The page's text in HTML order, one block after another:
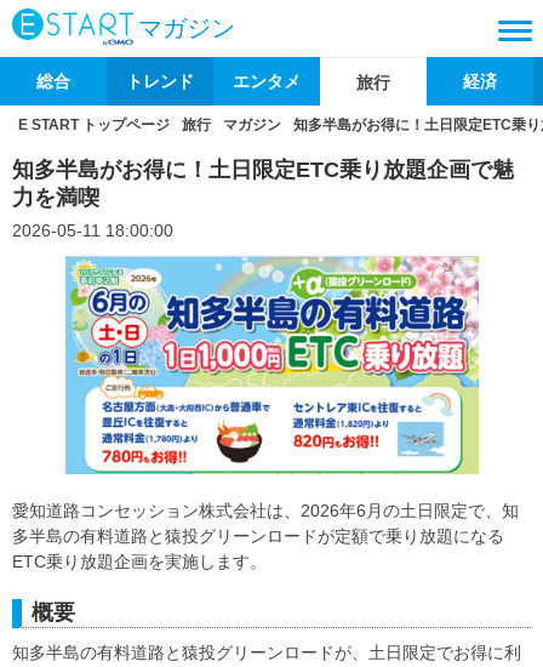
マガジン
総合 トレンド エンタメ 旅行 経済
E START トップページ 旅行 マガジン 知多半島がお得に！土日限定ETC乗
知多半島がお得に！土日限定ETC乗り放題企画で魅
力を満喫
2026-05-11 18:00:00
愛知道路コンセッション株式会社は、2026年6月の土日限定で、知
多半島の有料道路と猿投グリーンロードが定額で乗り放題になる
ETC乗り放題企画を実施します。
概要
知多半島の有料道路と猿投グリーンロードが、土日限定でお得に利